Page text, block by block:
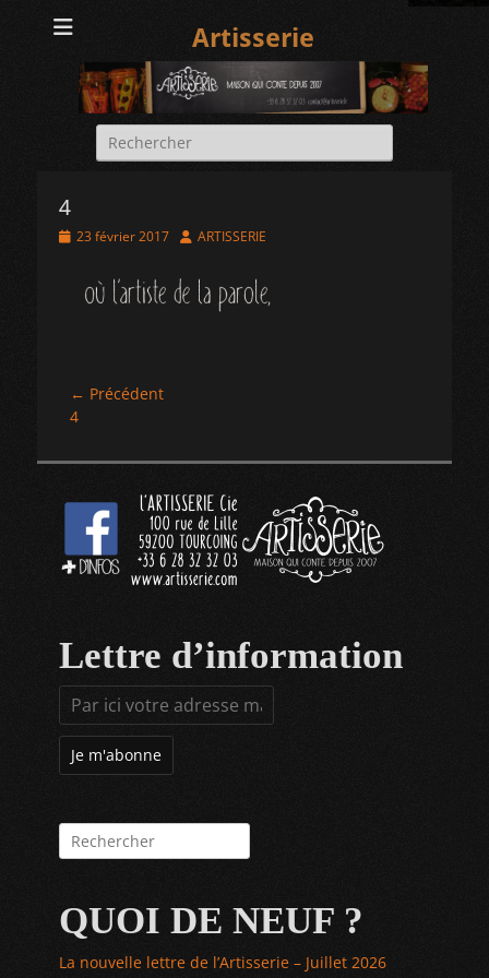
Artisserie
Rechercher :
4
Posted
23 février 2017 Author
ARTISSERIE
Navigation
de
← Précédent
Article
4
Lettre d’information
Rechercher :
QUOI DE NEUF ?
La nouvelle lettre de l’Artisserie – Juillet 2026